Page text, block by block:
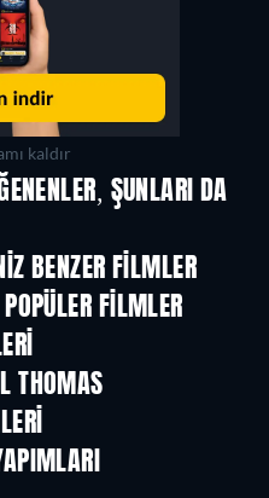
kaldır
ŞUNLARI DA
BENZER FILMLER
FILMLER
THOMAS